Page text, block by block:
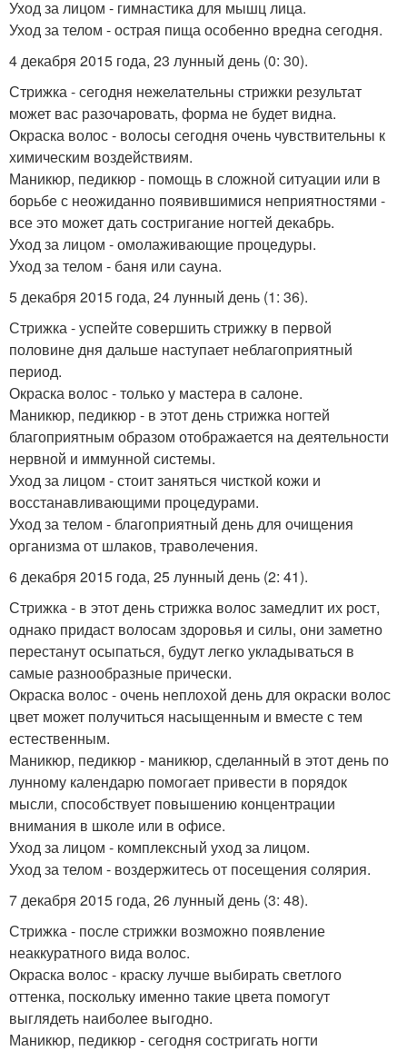
Уход за лицом - гимнастика для мышц лица.
Уход за телом - острая пища особенно вредна сегодня.
4 декабря 2015 года, 23 лунный день (0: 30).
Стрижка - сегодня нежелательны стрижки результат
может вас разочаровать, форма не будет видна.
Окраска волос - волосы сегодня очень чувствительны к
химическим воздействиям.
Маникюр, педикюр - помощь в сложной ситуации или в
борьбе с неожиданно появившимися неприятностями -
все это может дать состригание ногтей декабрь.
Уход за лицом - омолаживающие процедуры.
Уход за телом - баня или сауна.
5 декабря 2015 года, 24 лунный день (1: 36).
Стрижка - успейте совершить стрижку в первой
половине дня дальше наступает неблагоприятный
период.
Окраска волос - только у мастера в салоне.
Маникюр, педикюр - в этот день стрижка ногтей
благоприятным образом отображается на деятельности
нервной и иммунной системы.
Уход за лицом - стоит заняться чисткой кожи и
восстанавливающими процедурами.
Уход за телом - благоприятный день для очищения
организма от шлаков, траволечения.
6 декабря 2015 года, 25 лунный день (2: 41).
Стрижка - в этот день стрижка волос замедлит их рост,
однако придаст волосам здоровья и силы, они заметно
перестанут осыпаться, будут легко укладываться в
самые разнообразные прически.
Окраска волос - очень неплохой день для окраски волос
цвет может получиться насыщенным и вместе с тем
естественным.
Маникюр, педикюр - маникюр, сделанный в этот день по
лунному календарю помогает привести в порядок
мысли, способствует повышению концентрации
внимания в школе или в офисе.
Уход за лицом - комплексный уход за лицом.
Уход за телом - воздержитесь от посещения солярия.
7 декабря 2015 года, 26 лунный день (3: 48).
Стрижка - после стрижки возможно появление
неаккуратного вида волос.
Окраска волос - краску лучше выбирать светлого
оттенка, поскольку именно такие цвета помогут
выглядеть наиболее выгодно.
Маникюр, педикюр - сегодня состригать ногти